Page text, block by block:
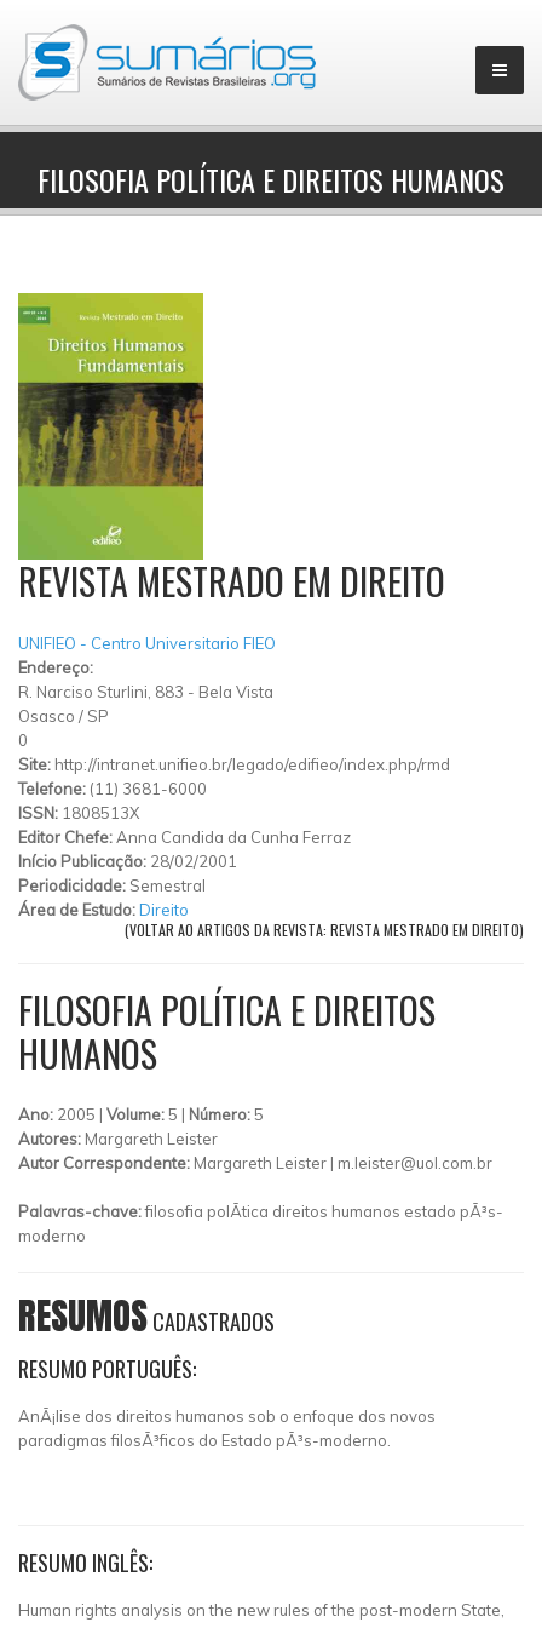
▼
FILOSOFIA POLÍTICA E DIREITOS HUMANOS
REVISTA MESTRADO EM DIREITO
UNIFIEO - Centro Universitario FIEO
Endereço:
R. Narciso Sturlini, 883 - Bela Vista
Osasco / SP
0
Site: http://intranet.unifieo.br/legado/edifieo/index.php/rmd
Telefone: (11) 3681-6000
ISSN: 1808513X
Editor Chefe:Anna Candida da Cunha Ferraz
Início Publicação: 28/02/2001
Periodicidade: Semestral
Área de Estudo:Direito
(VOLTAR AO ARTIGOS DA REVISTA: REVISTA MESTRADO EM DIREITO)
FILOSOFIA POLÍTICA E DIREITOS
HUMANOS
Ano: 2005 | Volume:5 | Número:5
Autores: Margareth Leister
Autor Correspondente: Margareth Leister | m.leister@uol.com.br
Palavras-chave:filosofia polÃ­tica direitos humanos estado pÃ³s-
moderno
RESUMOSCADASTRADOS
RESUMO PORTUGUÊS:
AnÃ¡lise dos direitos humanos sob o enfoque dos novos
paradigmas filosÃ³ficos do Estado pÃ³s-moderno.
RESUMO INGLÊS:
Human rights analysis on the new rules of the post-modern State,